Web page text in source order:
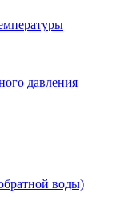
давления
воды)